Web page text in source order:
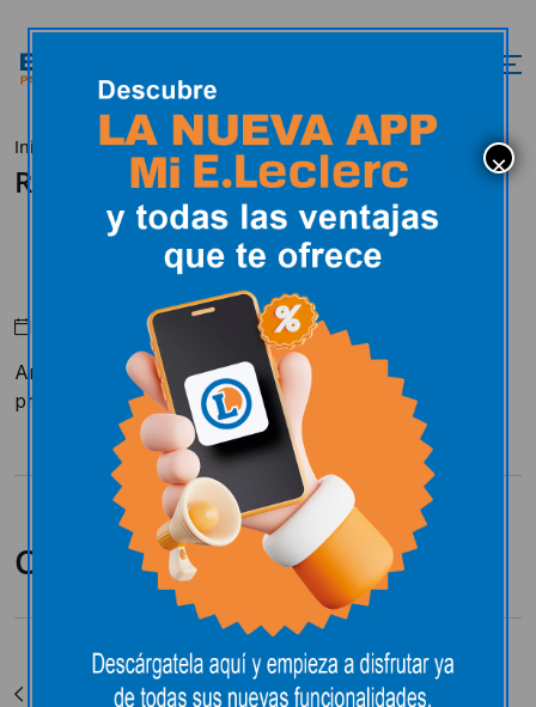
Inicio Selección Expert Riverside
Riverside
Abril 18, 2024
Amplia gama de productos de calidad , inteligentes y
prácticos paracualquier destino o aventura.
Compartir:
Ver Post Anterior